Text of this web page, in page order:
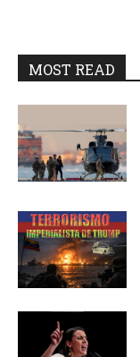
MOST READ